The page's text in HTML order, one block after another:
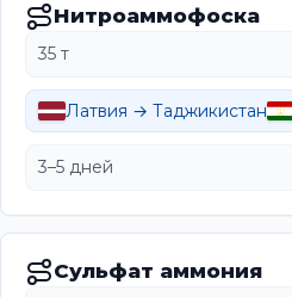
Нитроаммофоска
35 т
Латвия → Таджикистан
3–5 дней
Сульфат аммония